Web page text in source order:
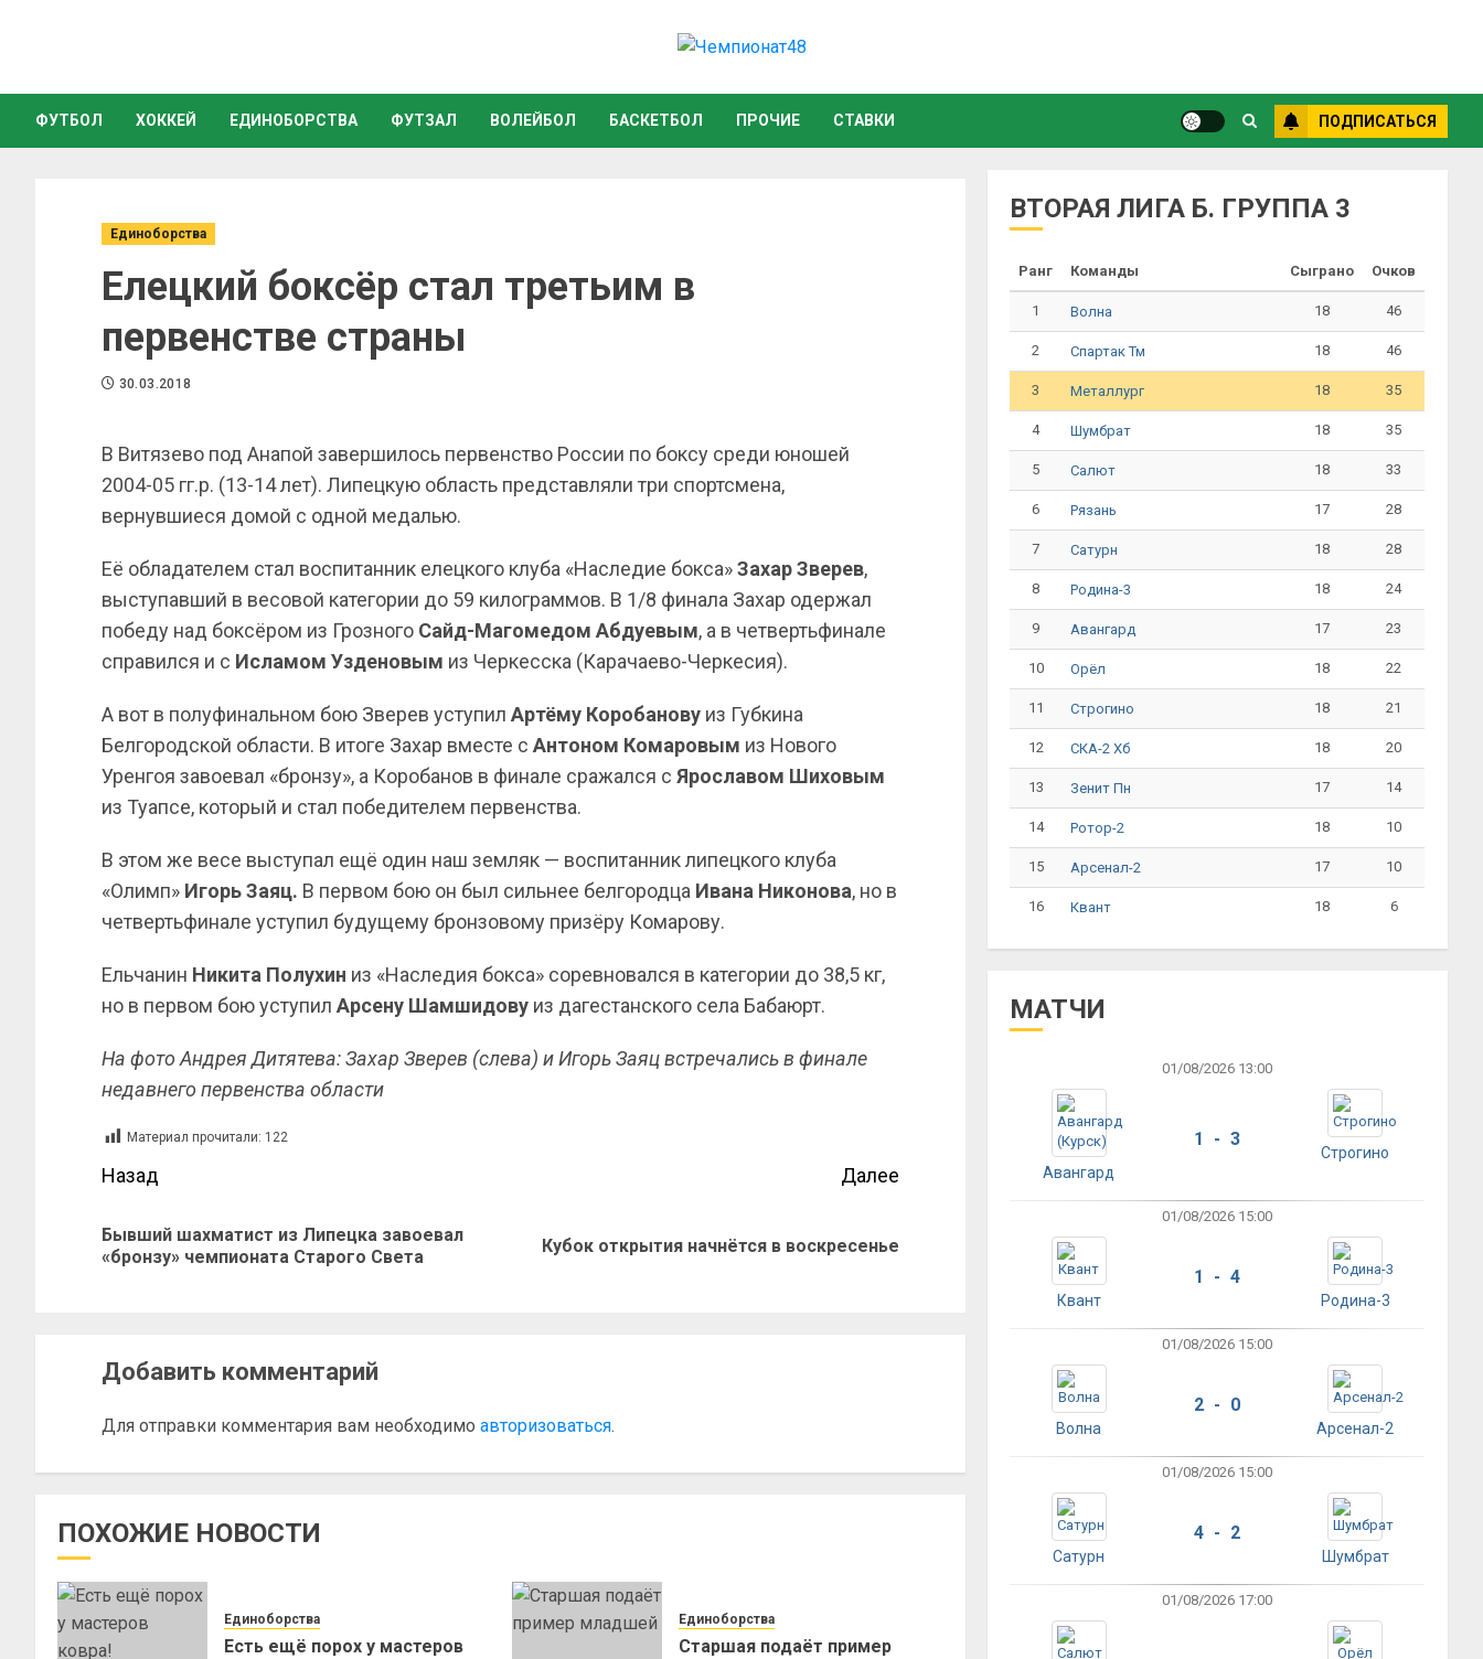
ФУТБОЛ ХОККЕЙ ЕДИНОБОРСТВА ФУТЗАЛ ВОЛЕЙБОЛ БАСКЕТБОЛ ПРОЧИЕ СТАВКИ ПОДПИСАТЬСЯ
Единоборства
Елецкий боксёр стал третьим в
первенстве страны
30.03.2018
В Витязево под Анапой завершилось первенство России по боксу среди юношей
2004-05 гг.р. (13-14 лет). Липецкую область представляли три спортсмена,
вернувшиеся домой с одной медалью.
Её обладателем стал воспитанник елецкого клуба «Наследие бокса»Захар Зверев,
выступавший в весовой категории до 59 килограммов. В 1/8 финала Захар одержал
победу над боксёром из Грозного Сайд-Магомедом Абдуевым, а в четвертьфинале
справился и с Исламом Узденовым из Черкесска (Карачаево-Черкесия).
А вот в полуфинальном бою Зверев уступил Артёму Коробанову из Губкина
Белгородской области. В итоге Захар вместе с Антоном Комаровым из Нового
Уренгоя завоевал «бронзу», а Коробанов в финале сражался с Ярославом Шиховым
из Туапсе, который и стал победителем первенства.
В этом же весе выступал ещё один наш земляк — воспитанник липецкого клуба
«Олимп» Игорь Заяц. В первом бою он был сильнее белгородца Ивана Никонова, но в
четвертьфинале уступил будущему бронзовому призёру Комарову.
Ельчанин Никита Полухин из «Наследия бокса» соревновался в категории до 38,5 кг,
но в первом бою уступил Арсену Шамшидову из дагестанского села Бабаюрт.
На фото Андрея Дитятева: Захар Зверев (слева) и Игорь Заяц встречались в финале
недавнего первенства области
Материал прочитали: 122
Назад
Бывший шахматист из Липецка завоевал
«бронзу» чемпионата Старого Света
Далее
Кубок открытия начнётся в воскресенье
Добавить комментарий
Для отправки комментария вам необходимо авторизоваться.
ПОХОЖИЕ НОВОСТИ
Единоборства
Есть ещё порох у мастеров
Единоборства
Старшая подаёт пример
ВТОРАЯ ЛИГА Б. ГРУППА 3
Ранг Команды Сыграно Очков
1 Волна 18 46
2 Спартак Тм 18 46
3 Металлург 18 35
4 Шумбрат 18 35
5 Салют 18 33
6 Рязань 17 28
7 Сатурн 18 28
8 Родина-3 18 24
9 Авангард 17 23
10 Орёл 18 22
11 Строгино 18 21
12 СКА-2 Хб 18 20
13 Зенит Пн 17 14
14 Ротор-2 18 10
15 Арсенал-2 17 10
16 Квант 18 6
МАТЧИ
01/08/2026 13:00
Авангард
1 - 3
Строгино
01/08/2026 15:00
Квант
1 - 4
Родина-3
01/08/2026 15:00
Волна
2 - 0
Арсенал-2
01/08/2026 15:00
Сатурн
4 - 2
Шумбрат
01/08/2026 17:00